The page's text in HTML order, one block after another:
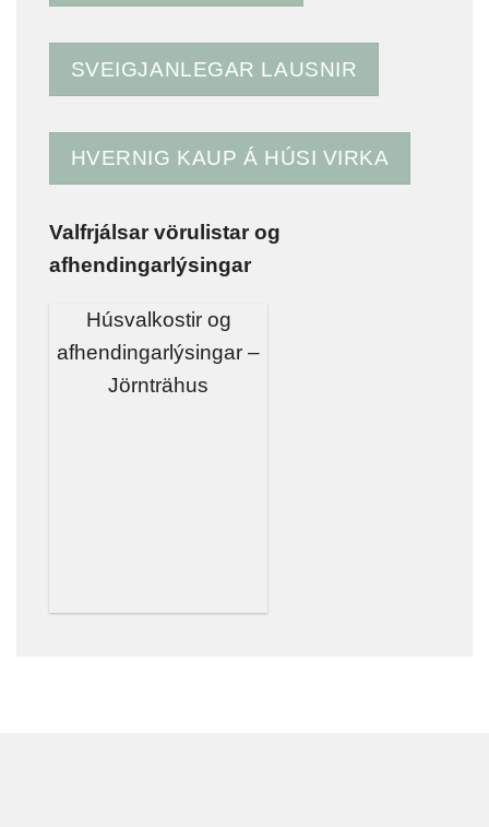
SVEIGJANLEGAR LAUSNIR
HVERNIG KAUP Á HÚSI VIRKA
Valfrjálsar vörulistar og
afhendingarlýsingar
Húsvalkostir og
afhendingarlýsingar –
Jörnträhus